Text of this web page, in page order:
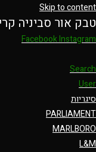
Skip to content
טבק אור סביניה
FacebookInstagram
Search
User
סיגריות
PARLIAMENT
MARLBORO
L&M